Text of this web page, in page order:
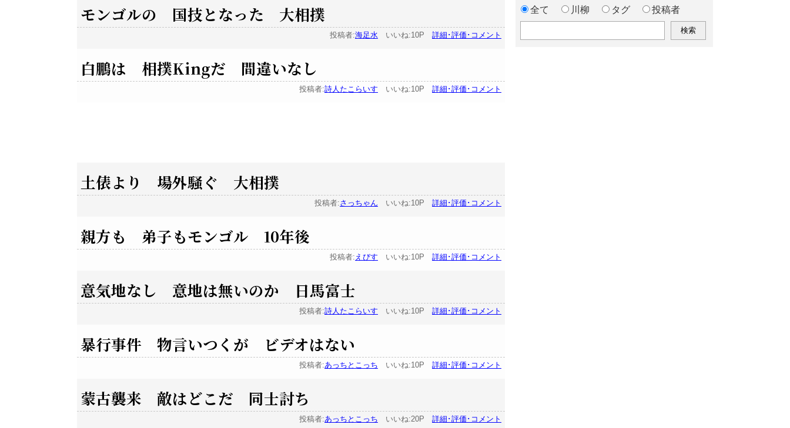
モンゴルの 国技となった 大相撲
投稿者:海足水 いいね:10P 詳細･評価･コメント
白鵬は 相撲Kingだ 間違いなし
投稿者:詩人たこらいす いいね:10P 詳細･評価･コメント
土俵より 場外騒ぐ 大相撲
投稿者:さっちゃん いいね:10P 詳細･評価･コメント
親方も 弟子もモンゴル 10年後
投稿者: えびす いいね:10P 詳細･評価･コメント
意気地なし 意地は無いのか 日馬富士
投稿者:詩人たこらいす いいね:10P 詳細･評価･コメント
暴行事件 物言いつくが ビデオはない
投稿者:あっちとこっち いいね:10P 詳細･評価･コメント
蒙古襲来 敵はどこだ 同士討ち
投稿者:あっちとこっち いいね:20P 詳細･評価･コメント
全て 川柳 タグ 投稿者